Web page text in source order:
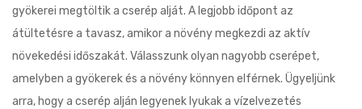
gyökerei megtöltik a cserép alját. A legjobb időpont az
átültetésre a tavasz, amikor a növény megkezdi az aktív
növekedési időszakát. Válasszunk olyan nagyobb cserépet,
amelyben a gyökerek és a növény könnyen elférnek. Ügyeljünk
arra, hogy a cserép alján legyenek lyukak a vízelvezetés